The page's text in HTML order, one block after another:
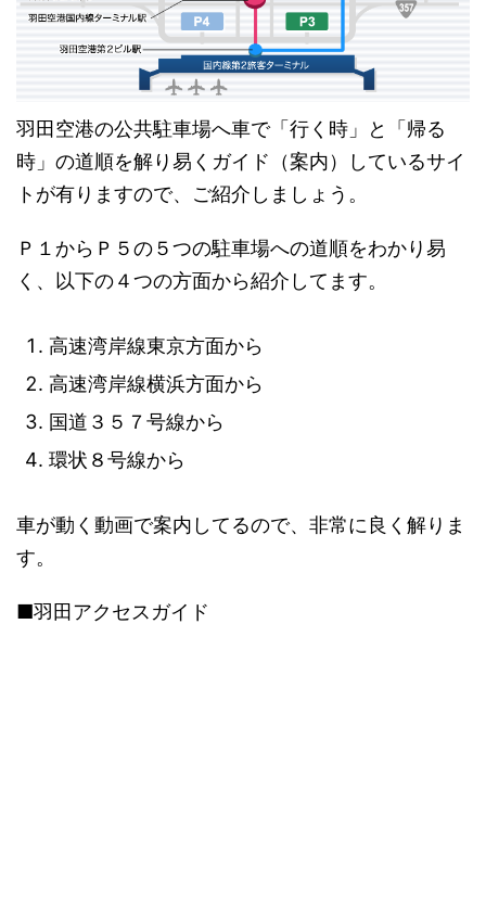
羽田空港の公共駐車場へ車で「行く時」と「帰る
時」の道順を解り易くガイド（案内）しているサイ
トが有りますので、ご紹介しましょう。
Ｐ１からＰ５の５つの駐車場への道順をわかり易
く、以下の４つの方面から紹介してます。
高速湾岸線東京方面から
高速湾岸線横浜方面から
国道３５７号線から
環状８号線から
車が動く動画で案内してるので、非常に良く解りま
す。
■羽田アクセスガイド